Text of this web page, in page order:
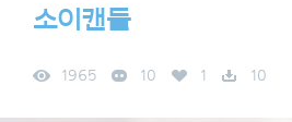
소이캔들
1965 10 1 10